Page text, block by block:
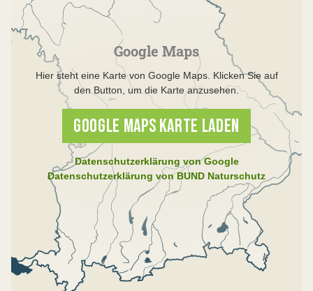
Google Maps
Hier steht eine Karte von Google Maps. Klicken Sie auf
den Button, um die Karte anzusehen.
GOOGLE MAPS KARTE LADEN
Datenschutzerklärung von Google
Datenschutzerklärung von BUND Naturschutz